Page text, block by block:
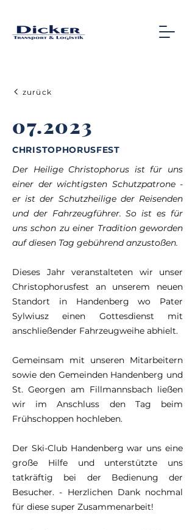
zurück
07.2023
CHRISTOPHORUSFEST
Der Heilige Christophorus ist für uns
einer der wichtigsten Schutzpatrone -
er ist der Schutzheilige der Reisenden
und der Fahrzeugführer. So ist es für
uns schon zu einer Tradition geworden
auf diesen Tag gebührend anzustoßen.
Dieses Jahr veranstalteten wir unser
Christophorusfest an unserem neuen
Standort in Handenberg wo Pater
Sylwiusz einen Gottesdienst mit
anschließender Fahrzeugweihe abhielt.
Gemeinsam mit unseren Mitarbeitern
sowie den Gemeinden Handenberg und
St. Georgen am Fillmannsbach ließen
wir im Anschluss den Tag beim
Frühschoppen hochleben.
Der Ski-Club Handenberg war uns eine
große Hilfe und unterstützte uns
tatkräftig bei der Bedienung der
Besucher. - Herzlichen Dank nochmal
für diese super Zusammenarbeit!